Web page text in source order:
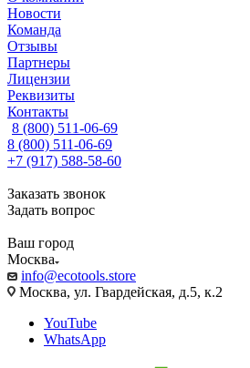
Новости
Команда
Отзывы
Партнеры
Лицензии
Реквизиты
Контакты
8 (800) 511-06-69
8 (800) 511-06-69
+7 (917) 588-58-60
Заказать звонок
Задать вопрос
Ваш город
Москва
info@ecotools.store
Москва, ул. Гвардейская, д.5, к.2
YouTube
WhatsApp